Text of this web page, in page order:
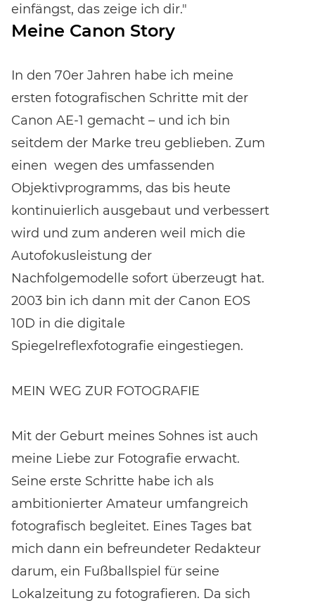
einfängst, das zeige ich dir."
Meine Canon Story
In den 70er Jahren habe ich meine
ersten fotografischen Schritte mit der
Canon AE-1 gemacht – und ich bin
seitdem der Marke treu geblieben. Zum
einen wegen des umfassenden
Objektivprogramms, das bis heute
kontinuierlich ausgebaut und verbessert
wird und zum anderen weil mich die
Autofokusleistung der
Nachfolgemodelle sofort überzeugt hat.
2003 bin ich dann mit der Canon EOS
10D in die digitale
Spiegelreflexfotografie eingestiegen.
MEIN WEG ZUR FOTOGRAFIE
Mit der Geburt meines Sohnes ist auch
meine Liebe zur Fotografie erwacht.
Seine erste Schritte habe ich als
ambitionierter Amateur umfangreich
fotografisch begleitet. Eines Tages bat
mich dann ein befreundeter Redakteur
darum, ein Fußballspiel für seine
Lokalzeitung zu fotografieren. Da sich